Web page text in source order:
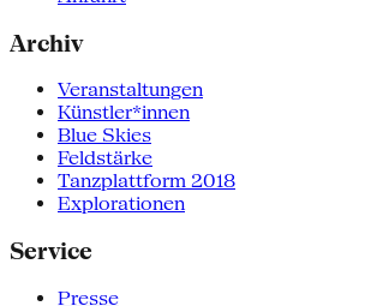
Archiv
Veranstaltungen
Künstler*innen
Blue Skies
Feldstärke
Tanzplattform 2018
Explorationen
Service
Presse